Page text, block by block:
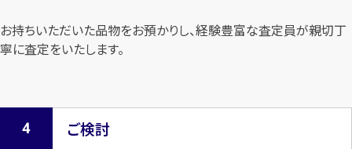
お持ちいただいた品物をお預かりし、経験豊富な査定員が親切丁
寧に査定をいたします。
ご検討